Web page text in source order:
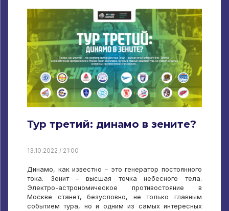
Тур третий: динамо в зените?
13.10.2022 / 21:00
Динамо, как известно – это генератор постоянного
тока. Зенит – высшая точка небесного тела.
Электро-астрономическое противостояние в
Москве станет, безусловно, не только главным
событием тура, но и одним из самых интересных